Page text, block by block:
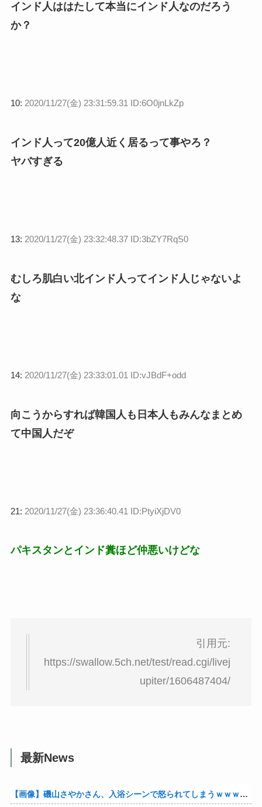
インド人ははたして本当にインド人なのだろう
か？
10: 2020/11/27(金) 23:31:59.31 ID:6O0jnLkZp
インド人って20億人近く居るって事やろ？
ヤバすぎる
13: 2020/11/27(金) 23:32:48.37 ID:3bZY7RqS0
むしろ肌白い北インド人ってインド人じゃないよ
な
14: 2020/11/27(金) 23:33:01.01 ID:vJBdF+odd
向こうからすれば韓国人も日本人もみんなまとめ
て中国人だぞ
21: 2020/11/27(金) 23:36:40.41 ID:PtyiXjDV0
パキスタンとインド糞ほど仲悪いけどな
引用元:
https://swallow.5ch.net/test/read.cgi/livej
upiter/1606487404/
最新News
【画像】磯山さやかさん、入浴シーンで怒られてしまうｗｗｗｗｗｗ